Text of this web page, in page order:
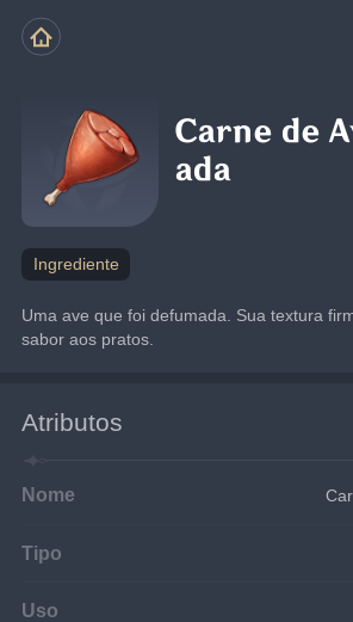
Carne de
ada
Ingrediente
Uma ave que foi defumada. Sua textura
sabor aos pratos.
Atributos
Nome
Tipo
Uso